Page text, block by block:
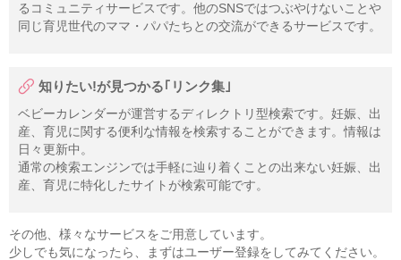
るコミュニティサービスです。他のSNSではつぶやけないことや
同じ育児世代のママ・パパたちとの交流ができるサービスです。
知りたい!が見つかる｢リンク集｣
ベビーカレンダーが運営するディレクトリ型検索です。妊娠、出
産、育児に関する便利な情報を検索することができます。情報は
日々更新中。
通常の検索エンジンでは手軽に辿り着くことの出来ない妊娠、出
産、育児に特化したサイトが検索可能です。
その他、様々なサービスをご用意しています。
少しでも気になったら、まずはユーザー登録をしてみてください。